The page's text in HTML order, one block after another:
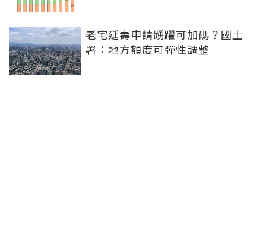
老宅延壽申請踴躍可加碼？國土
署：地方額度可彈性調整